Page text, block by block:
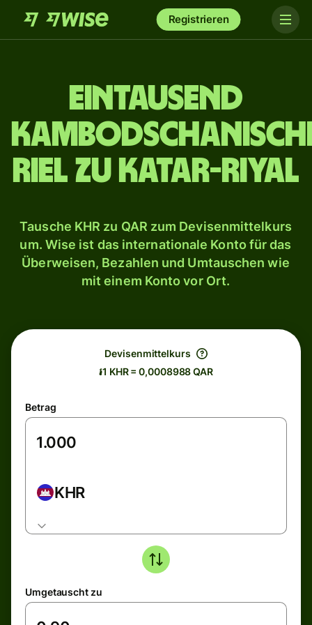
Registrieren
ein­tausend
Riel zu Katar-Riyal
Tausche KHR zu QAR zum Devisenmittelkurs
um. Wise ist das internationale Konto für das
Überweisen, Bezahlen und Umtauschen wie
mit einem Konto vor Ort.
Devisenmittelkurs
៛1 KHR = 0,0008988 QAR
Betrag
KHR
Umgetauscht zu